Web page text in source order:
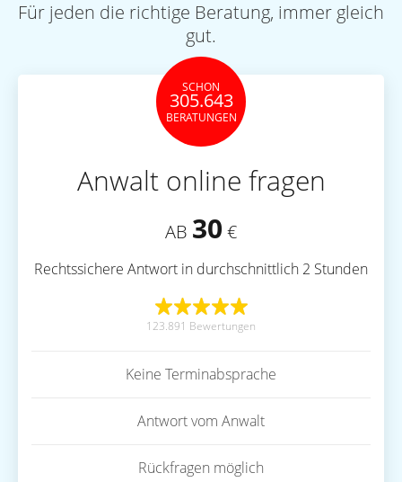
Für jeden die richtige Beratung, immer gleich
gut.
SCHON
305.643
BERATUNGEN
Anwalt online fragen
AB 30 €
Rechtssichere Antwort in durchschnittlich 2 Stunden
123.891 Bewertungen
Keine Terminabsprache
Antwort vom Anwalt
Rückfragen möglich